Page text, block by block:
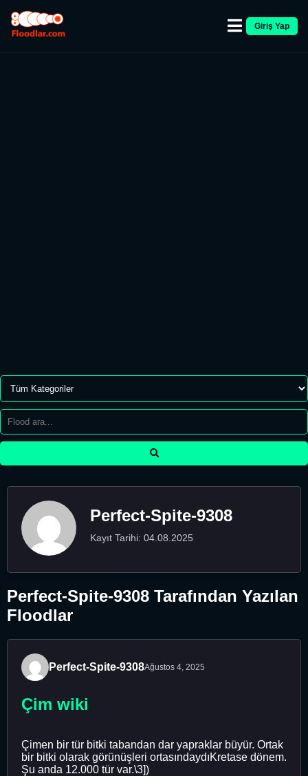
Giriş Yap
Perfect-Spite-9308
Kayıt Tarihi: 04.08.2025
Perfect-Spite-9308 Tarafından Yazılan
Floodlar
Perfect-Spite-9308Ağustos 4, 2025
Çim wiki
Çimen bir tür bitki tabandan dar yapraklar büyür. Ortak
bir bitki olarak görünüşleri ortasındaydıKretase dönem.
Şu anda 12.000 tür var.\3])